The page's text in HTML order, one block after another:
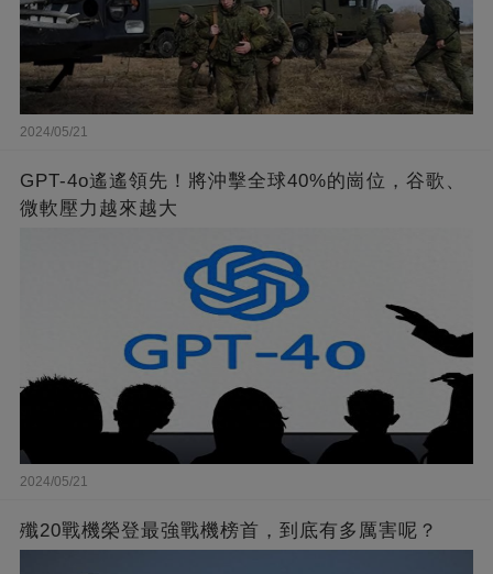
2024/05/21
GPT-4o遙遙領先！將沖擊全球40%的崗位，谷歌、
微軟壓力越來越大
2024/05/21
殲20戰機榮登最強戰機榜首，到底有多厲害呢？